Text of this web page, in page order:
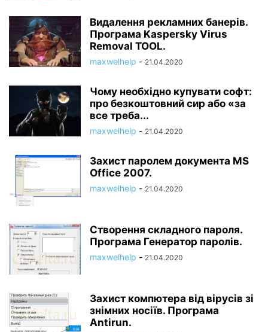
Видалення рекламних банерів.
Програма Kaspersky Virus
Removal TOOL.
maxwelhelp - 21.04.2020
Чому необхідно купувати софт:
про безкоштовний сир або «за
все треба...
maxwelhelp - 21.04.2020
Захист паролем документа MS
Office 2007.
maxwelhelp - 21.04.2020
Створення складного пароля.
Програма Генератор паролів.
maxwelhelp - 21.04.2020
Захист компютера від вірусів зі
знімних носіїв. Програма
Antirun.